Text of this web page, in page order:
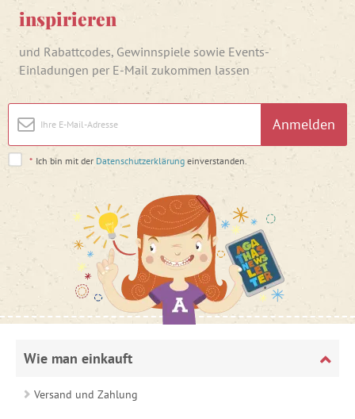
inspirieren
und Rabattcodes, Gewinnspiele sowie Events-
Einladungen per E-Mail zukommen lassen
Anmelden
* Ich bin mit der Datenschutzerklärung einverstanden.
Wie man einkauft
Versand und Zahlung